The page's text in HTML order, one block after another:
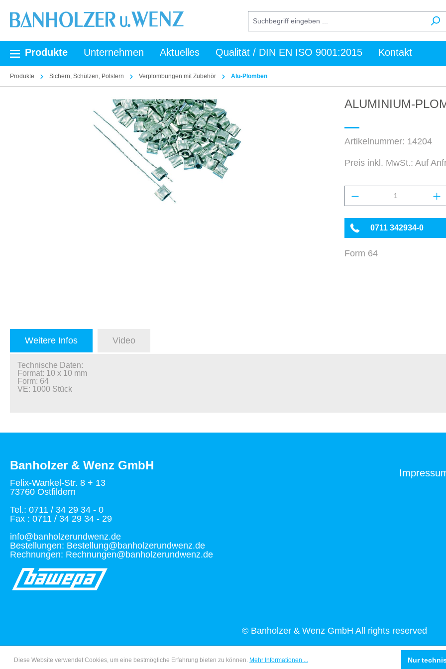
Zur Hauptnavigation springen
Produkte Unternehmen Aktuelles Qualität / DIN EN ISO 9001:2015 Kontakt
Produkte Sichern, Schützen, Polstern Verplombungen mit Zubehör Alu-Plomben
Bildergalerie überspringen ALUMINIUM-
Artikelnummer: 14204
Preis inkl. MwSt.: Auf
Produkt Anzahl:
0711 342934-0
Form 64
Weitere Infos Video
Technische Daten:
Format: 10 x 10 mm
Form: 64
VE: 1000 Stück
Banholzer & Wenz GmbH
Felix-Wankel-Str. 8 + 13
73760 Ostfildern
Tel.: 0711 / 34 29 34 - 0
Fax : 0711 / 34 29 34 - 29
info@banholzerundwenz.de
Bestellungen: Bestellung@banholzerundwenz.de
Rechnungen: Rechnungen@banholzerundwenz.de
© Banholzer & Wenz GmbH All rights reserved
Diese Website verwendet Cookies, um eine bestmögliche Erfahrung bieten zu können. Mehr Informationen ... Nur